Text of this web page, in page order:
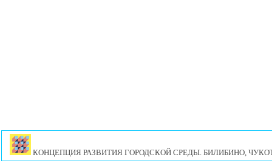
КОНЦЕПЦИЯ РАЗВИТИЯ ГОРОДСКОЙ СРЕДЫ. БИЛИБИНО,